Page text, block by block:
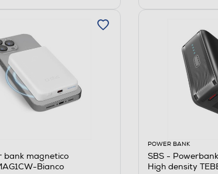
bank magnetico
Bianco
POWER BANK
SBS -
High density